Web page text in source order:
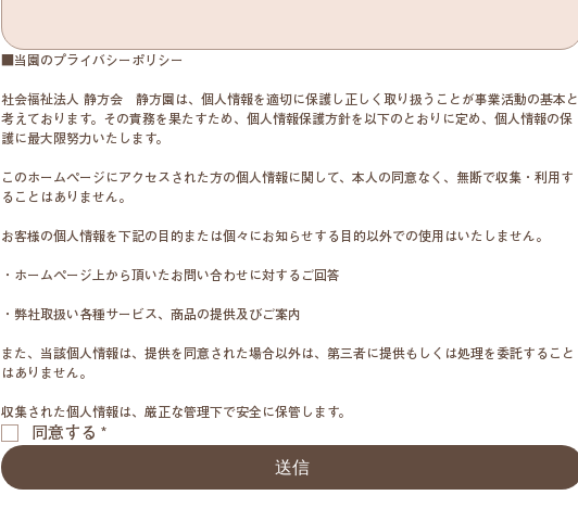
■当園のプライバシーポリシー
社会福祉法人 静方会　静方園は、個人情報を適切に保護し正しく取り扱うことが事業活動の基本と
考えております。その責務を果たすため、個人情報保護方針を以下のとおりに定め、個人情報の保
護に最大限努力いたします。
このホームページにアクセスされた方の個人情報に関して、本人の同意なく、無断で収集・利用す
ることはありません。
お客様の個人情報を下記の目的または個々にお知らせする目的以外での使用はいたしません。
・ホームページ上から頂いたお問い合わせに対するご回答
・弊社取扱い各種サービス、商品の提供及びご案内
また、当該個人情報は、提供を同意された場合以外は、第三者に提供もしくは処理を委託すること
はありません。
収集された個人情報は、厳正な管理下で安全に保管します。
同意する *
送信